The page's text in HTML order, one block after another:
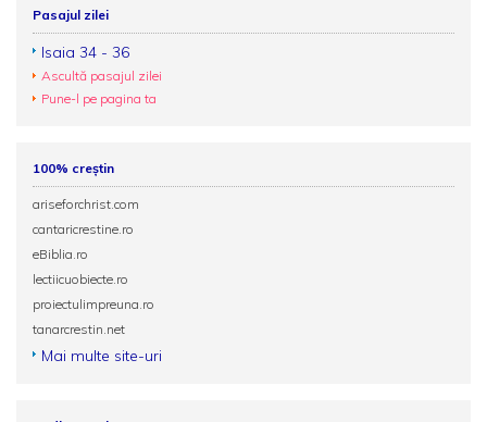
Pasajul zilei
Isaia 34 - 36
Ascultă pasajul zilei
Pune-l pe pagina ta
100% creștin
ariseforchrist.com
cantaricrestine.ro
eBiblia.ro
lectiicuobiecte.ro
proiectulimpreuna.ro
tanarcrestin.net
Mai multe site-uri